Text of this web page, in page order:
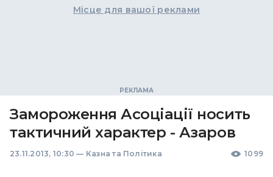
Місце для вашої реклами
Замороження Асоціації носить
тактичний характер - Азаров
23.11.2013, 10:30 — Казна та Політика 1099